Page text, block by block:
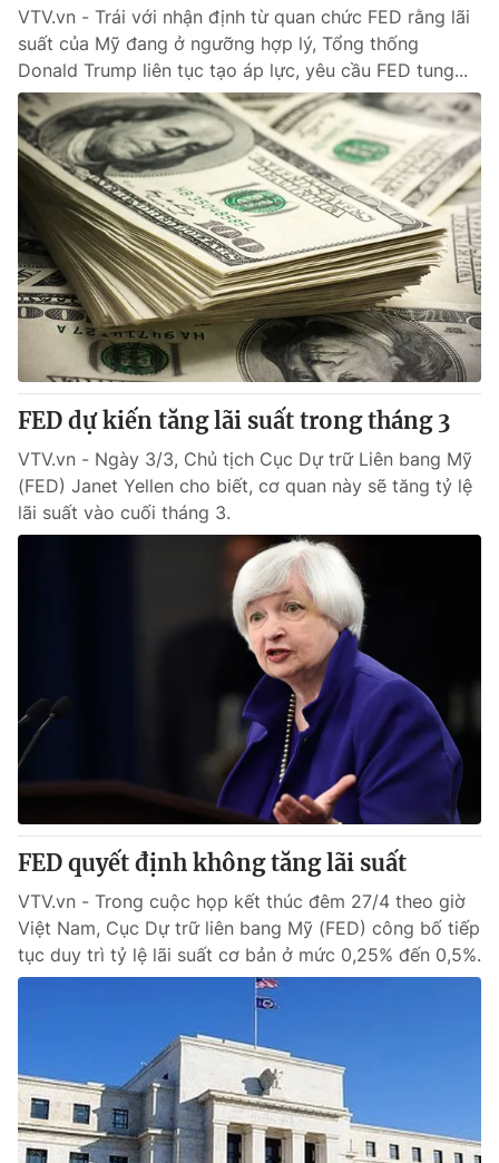
Photo Infographic
Video Shorts video
VTV Money VTV Thể thao
VTV Sức khoẻ Bất động sản
Thị trường 24h Tấm lòng Việt
VTV4 Vươn mình bằng AI
Liên hệ tòa soạn English
Theo dõi báo trên
Cơ quan chủ quản: Đài Truyền hình Việt Nam
Cơ quan báo chí:Thời báo VTV
Giấy phép hoạt động báo in và báo điện tử số 483/GP-BTTTT
cấp ngày 29/12/2023
Tổng Biên tập:Vũ Thanh Thủy
Phó Tổng Biên tập:Nguyễn Thị Mỹ Hạnh, Phạm Quốc Thắng,
Nguyễn Trọng Ninh
024.38 355 931 - 024.38 355 932
toasoan@vtv.vn
Liên hệ quảng cáo:024-7300.7108
VTV.vn - Trái với nhận định từ quan chức FED rằng lãi
suất của Mỹ đang ở ngưỡng hợp lý, Tổng thống
Donald Trump liên tục tạo áp lực, yêu cầu FED tung...
FED dự kiến tăng lãi suất trong tháng 3
VTV.vn - Ngày 3/3, Chủ tịch Cục Dự trữ Liên bang Mỹ
(FED) Janet Yellen cho biết, cơ quan này sẽ tăng tỷ lệ
lãi suất vào cuối tháng 3.
FED quyết định không tăng lãi suất
VTV.vn - Trong cuộc họp kết thúc đêm 27/4 theo giờ
Việt Nam, Cục Dự trữ liên bang Mỹ (FED) công bố tiếp
tục duy trì tỷ lệ lãi suất cơ bản ở mức 0,25% đến 0,5%.